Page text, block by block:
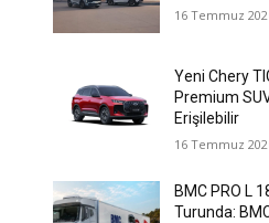
16 Temmuz
Yeni Chery
Premium
Erişilebilir
16 Temmuz
BMC PRO L
Turunda: